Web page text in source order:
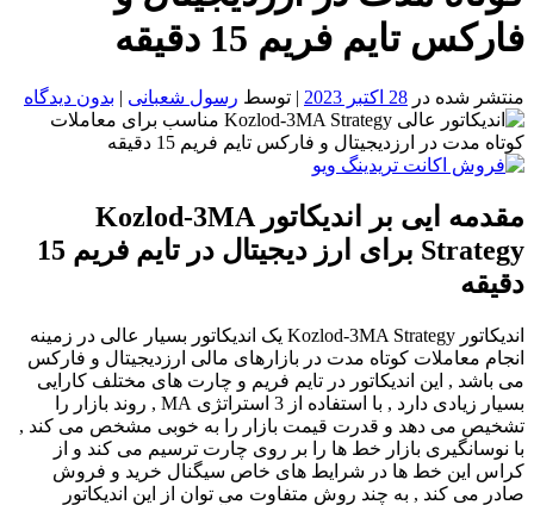
فارکس تایم فریم 15 دقیقه
منتشر شده در 28 اکتبر 2023 | توسط رسول شعبانی | بدون دیدگاه
مقدمه ایی بر اندیکاتور Kozlod-3MA
Strategy برای ارز دیجیتال در تایم فریم 15
دقیقه
اندیکاتور Kozlod-3MA Strategy یک اندیکاتور بسیار عالی در زمینه
انجام معاملات کوتاه مدت در بازارهای مالی ارزدیجیتال و فارکس
می باشد , این اندیکاتور در تایم فریم و چارت های مختلف کارایی
بسیار زیادی دارد , با استفاده از 3 استراتژی MA , روند بازار را
تشخیص می دهد و قدرت قیمت بازار را به خوبی مشخص می کند ,
با نوسانگیری بازار خط ها را بر روی چارت ترسیم می کند و از
کراس این خط ها در شرایط های خاص سیگنال خرید و فروش
صادر می کند , به چند روش متفاوت می توان از این اندیکاتور